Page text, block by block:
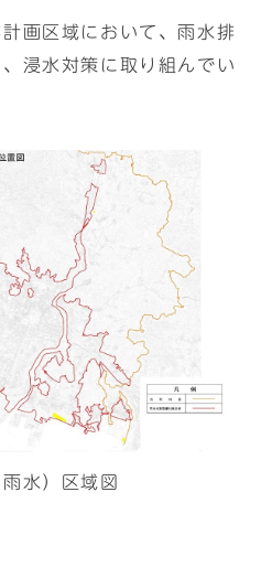
画区域において、雨水排
浸水対策に取り組んでい
水）区域図